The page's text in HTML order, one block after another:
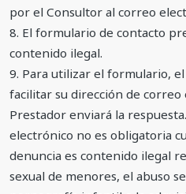
por el Consultor al correo
8. El formulario de contacto
contenido ilegal.
9. Para utilizar el formulario,
facilitar su dirección de correo
Prestador enviará la
electrónico no es obligatoria
denuncia es contenido ilegal
sexual de menores, el abuso